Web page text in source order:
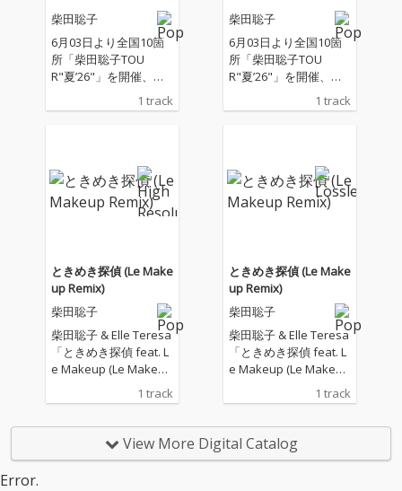
柴田聡子
6月03日より全国10箇
所「柴田聡子TOU
R"夏’26"」を開催、「F
6」にも出演する柴田
バンドメンバーによる
ダンサブルな新曲「Po
ol」。 プロデュース
Dave Cooley。
1 track
柴田聡子
6月03日より全国10箇
所「柴田聡子TOU
R"夏’26"」を開催、「F
6」にも出演する柴田
バンドメンバーによる
ダンサブルな新曲「Po
ol」。 プロデュース
Dave Cooley。
1 track
ときめき探偵 (Le Make
up Remix)
柴田聡子
柴田聡子 & Elle Teresa
「ときめき探偵 feat. L
e Makeup (Le Makeup
Remix)」2025.12.17 Re
lease Elle Teresaを迎
「シナントロープ」オ
ープニングテーマ曲
1 track
ときめき探偵 (Le Make
up Remix)
柴田聡子
柴田聡子 & Elle Teresa
「ときめき探偵 feat. L
e Makeup (Le Makeup
Remix)」2025.12.17 Re
lease Elle Teresaを迎
「シナントロープ」オ
ープニングテーマ曲
1 track
View More Digital Catalog
Error.